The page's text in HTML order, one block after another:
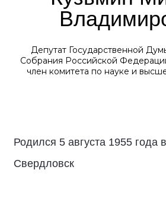
Депутат Государственной
Собрания Российской
член комитета по науке и
Родился 5 августа 1955 года
Свердловск